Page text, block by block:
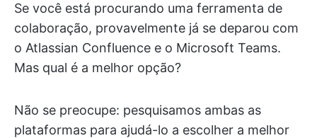
Se você está procurando uma ferramenta de
colaboração, provavelmente já se deparou com
o Atlassian Confluence e o Microsoft Teams.
Mas qual é a melhor opção?
Não se preocupe: pesquisamos ambas as
plataformas para ajudá-lo a escolher a melhor